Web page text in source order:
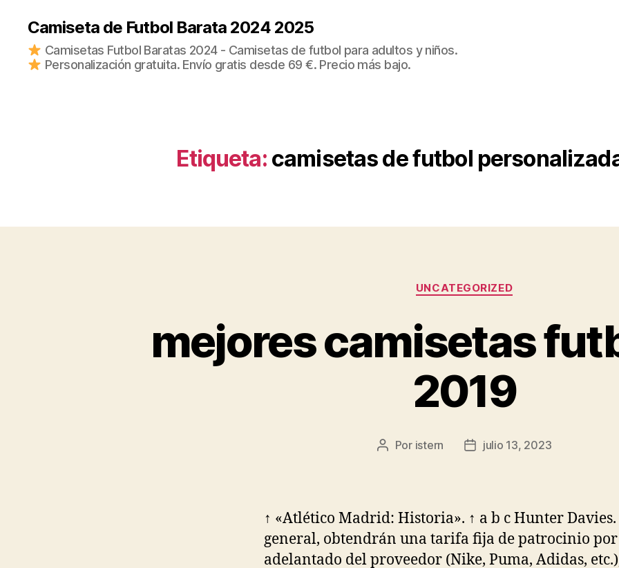
Camiseta de Futbol Barata 2024 2025
Camisetas Futbol Baratas 2024 - Camisetas de futbol para adultos y niños.
Personalización gratuita. Envío gratis desde 69 €. Precio más bajo.
Etiqueta: camisetas de futbol
Categorías
UNCATEGORIZED
mejores camisetas
2019
Autor
Por istern
Fechajulio 13, 2023
↑ «Atlético Madrid: Historia». ↑ a b c Hunter
general, obtendrán una tarifa fija de patrocinio por
adelantado del proveedor (Nike, Puma, Adidas,